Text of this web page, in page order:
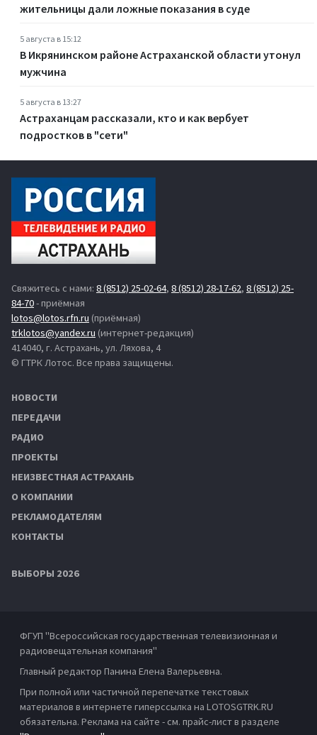
жительницы дали ложные показания в суде
5 августа в 15:12
В Икрянинском районе Астраханской области утонул
мужчина
5 августа в 13:27
Астраханцам рассказали, кто и как вербует
подростков в "сети"
Свяжитесь с нами: 8 (8512) 25-02-64, 8 (8512) 28-17-62, 8 (8512) 25-
84-70- приёмная
lotos@lotos.rfn.ru (приёмная)
trklotos@yandex.ru (интернет-редакция)
414040, г. Астрахань, ул. Ляхова, 4
© ГТРК Лотос. Все права защищены.
НОВОСТИ
ПЕРЕДАЧИ
РАДИО
ПРОЕКТЫ
НЕИЗВЕСТНАЯ АСТРАХАНЬ
О КОМПАНИИ
РЕКЛАМОДАТЕЛЯМ
КОНТАКТЫ
ВЫБОРЫ 2026
ФГУП "Всероссийская государственная телевизионная и
радиовещательная компания"
Главный редактор Панина Елена Валерьевна.
При полной или частичной перепечатке текстовых
материалов в интернете гиперссылка на LOTOSGTRK.RU
обязательна. Реклама на сайте - см. прайс-лист в разделе